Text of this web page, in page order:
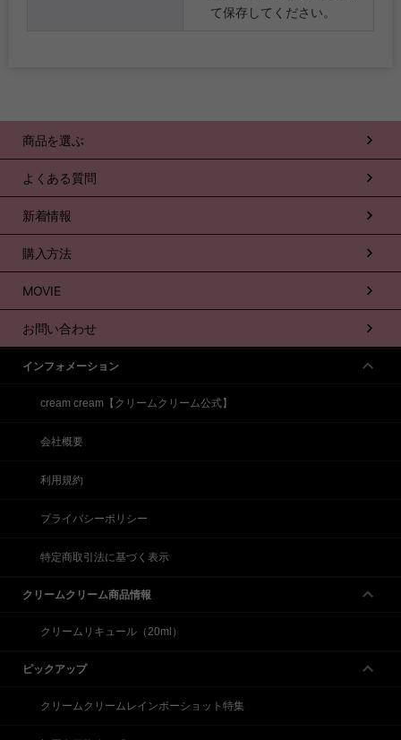
て保存してください。
商品を選ぶ
よくある質問
新着情報
購入方法
MOVIE
お問い合わせ
インフォメーション
cream cream【クリームクリーム公式】
会社概要
利用規約
プライバシーポリシー
特定商取引法に基づく表示
クリームクリーム商品情報
クリームリキュール（20ml）
ピックアップ
クリームクリームレインボーショット特集